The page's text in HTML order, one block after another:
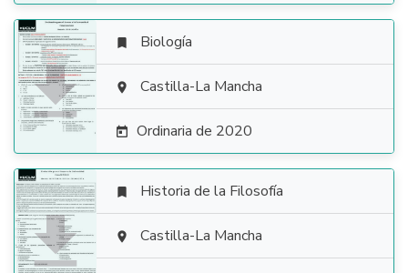

 Biología
 Castilla-La Mancha
 Ordinaria de 2020

 Historia de la Filosofía
 Castilla-La Mancha